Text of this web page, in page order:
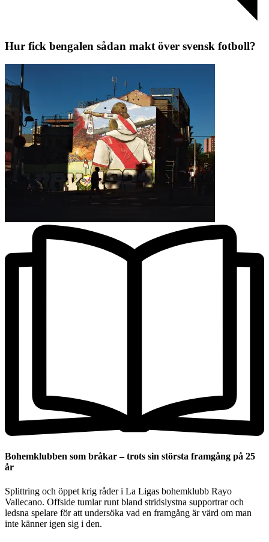
Hur fick bengalen sådan makt över svensk fotboll?
Bohemklubben som bråkar – trots sin största framgång på 25
år
Splittring och öppet krig råder i La Ligas bohemklubb Rayo
Vallecano. Offside tumlar runt bland stridslystna supportrar och
ledsna spelare för att undersöka vad en framgång är värd om man
inte känner igen sig i den.